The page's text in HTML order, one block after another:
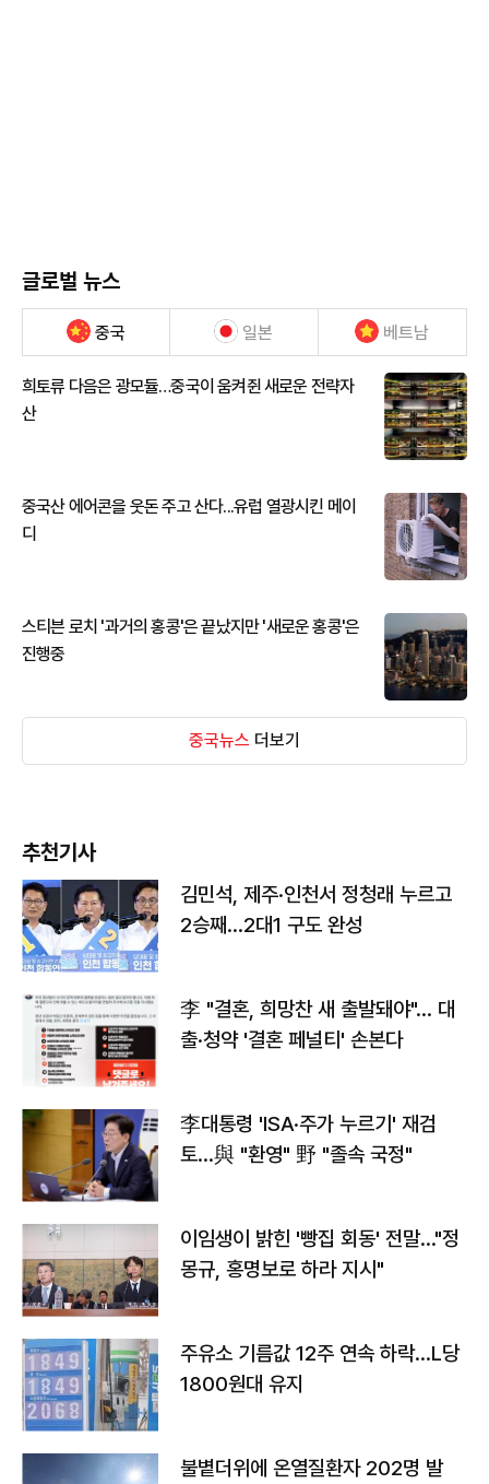
글로벌 뉴스
중국 일본 베트남
희토류 다음은 광모듈…중국이 움켜쥔 새로운 전략자
산
중국산 에어콘을 웃돈 주고 산다...유럽 열광시킨 메이
디
스티븐 로치 '과거의 홍콩'은 끝났지만 '새로운 홍콩'은
진행중
중국뉴스 더보기
추천기사
김민석, 제주·인천서 정청래 누르고
2승째…2대1 구도 완성
李 "결혼, 희망찬 새 출발돼야"… 대
출·청약 '결혼 페널티' 손본다
李대통령 'ISA·주가 누르기' 재검
토…與 "환영" 野 "졸속 국정"
이임생이 밝힌 '빵집 회동' 전말…"정
몽규, 홍명보로 하라 지시"
주유소 기름값 12주 연속 하락…L당
1800원대 유지
불볕더위에 온열질환자 202명 발